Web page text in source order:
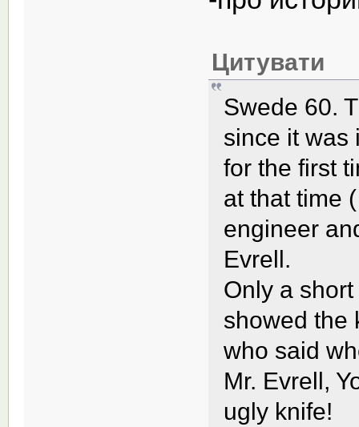
Цитувати
Swede 60.
since it was
for the first
at that time
engineer
Evrell.
Only a
showed the
who said
Mr. Evrell,
ugly knife!